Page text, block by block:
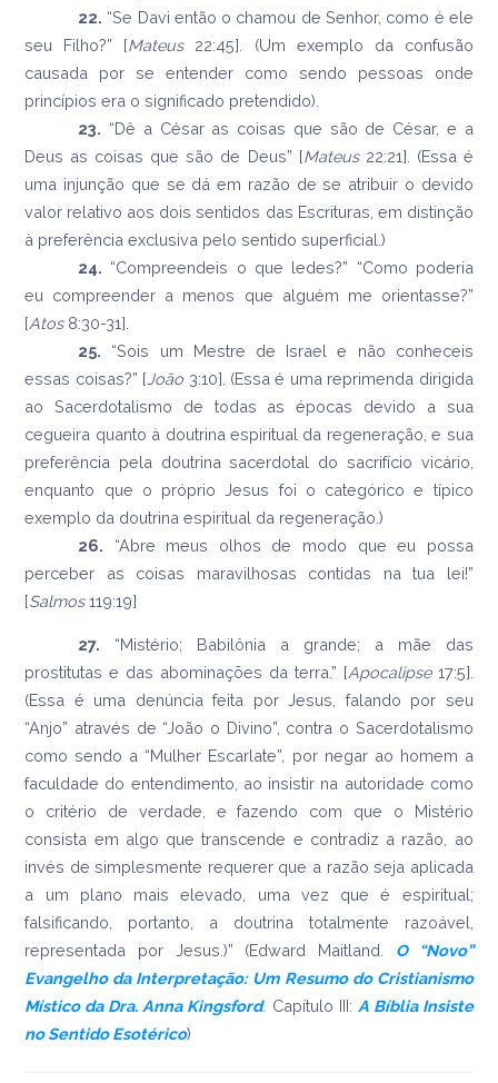
22. “Se Davi então o chamou de Senhor, como é ele
seu Filho?” [Mateus22:45]. (Um exemplo da confusão
causada por se entender como sendo pessoas onde
princípios era o significado pretendido).
23. “Dê a César as coisas que são de César, e a
Deus as coisas que são de Deus” [Mateus22:21]. (Essa é
uma injunção que se dá em razão de se atribuir o devido
valor relativo aos dois sentidos das Escrituras, em distinção
à preferência exclusiva pelo sentido superficial.)
24. “Compreendeis o que ledes?” “Como poderia
eu compreender a menos que alguém me orientasse?”
[Atos8:30-31].
25. “Sois um Mestre de Israel e não conheceis
essas coisas?” [ João 3:10]. (Essa é uma reprimenda dirigida
ao Sacerdotalismo de todas as épocas devido a sua
cegueira quanto à doutrina espiritual da regeneração, e sua
preferência pela doutrina sacerdotal do sacrifício vicário,
enquanto que o próprio Jesus foi o categórico e típico
exemplo da doutrina espiritual da regeneração.)
26. “Abre meus olhos de modo que eu possa
perceber as coisas maravilhosas contidas na tua lei!”
[Salmos119:19]
27. “Mistério; Babilônia a grande; a mãe das
prostitutas e das abominações da terra.” [Apocalipse17:5].
(Essa é uma denúncia feita por Jesus, falando por seu
“Anjo” através de “João o Divino”, contra o Sacerdotalismo
como sendo a “Mulher Escarlate”, por negar ao homem a
faculdade do entendimento, ao insistir na autoridade como
o critério de verdade, e fazendo com que o Mistério
consista em algo que transcende e contradiz a razão, ao
invés de simplesmente requerer que a razão seja aplicada
a um plano mais elevado, uma vez que é espiritual;
falsificando, portanto, a doutrina totalmente razoável,
representada por Jesus.)” (Edward Maitland. O “Novo”
Evangelho da Interpretação: Um Resumo do Cristianismo
Místico da Dra. Anna Kingsford. Capítulo III: A Bíblia Insiste
no Sentido Esotérico)